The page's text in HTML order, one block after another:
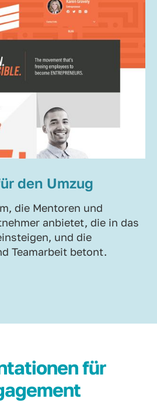
den Umzug
die Mentoren und
anbietet, die in das
und die
Teamarbeit betont.
für